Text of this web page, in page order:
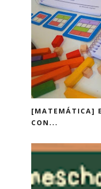
[MATEMÁTICA]
CON...